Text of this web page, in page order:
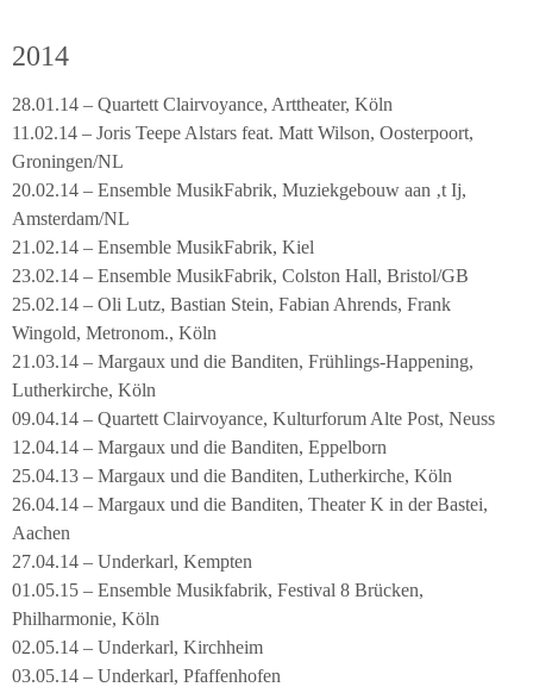
2014
28.01.14 – Quartett Clairvoyance, Arttheater, Köln
11.02.14 – Joris Teepe Alstars feat. Matt Wilson, Oosterpoort,
Groningen/NL
20.02.14 – Ensemble MusikFabrik, Muziekgebouw aan ‚t Ij,
Amsterdam/NL
21.02.14 – Ensemble MusikFabrik, Kiel
23.02.14 – Ensemble MusikFabrik, Colston Hall, Bristol/GB
25.02.14 – Oli Lutz, Bastian Stein, Fabian Ahrends, Frank
Wingold, Metronom., Köln
21.03.14 – Margaux und die Banditen, Frühlings-Happening,
Lutherkirche, Köln
09.04.14 – Quartett Clairvoyance, Kulturforum Alte Post, Neuss
12.04.14 – Margaux und die Banditen, Eppelborn
25.04.13 – Margaux und die Banditen, Lutherkirche, Köln
26.04.14 – Margaux und die Banditen, Theater K in der Bastei,
Aachen
27.04.14 – Underkarl, Kempten
01.05.15 – Ensemble Musikfabrik, Festival 8 Brücken,
Philharmonie, Köln
02.05.14 – Underkarl, Kirchheim
03.05.14 – Underkarl, Pfaffenhofen